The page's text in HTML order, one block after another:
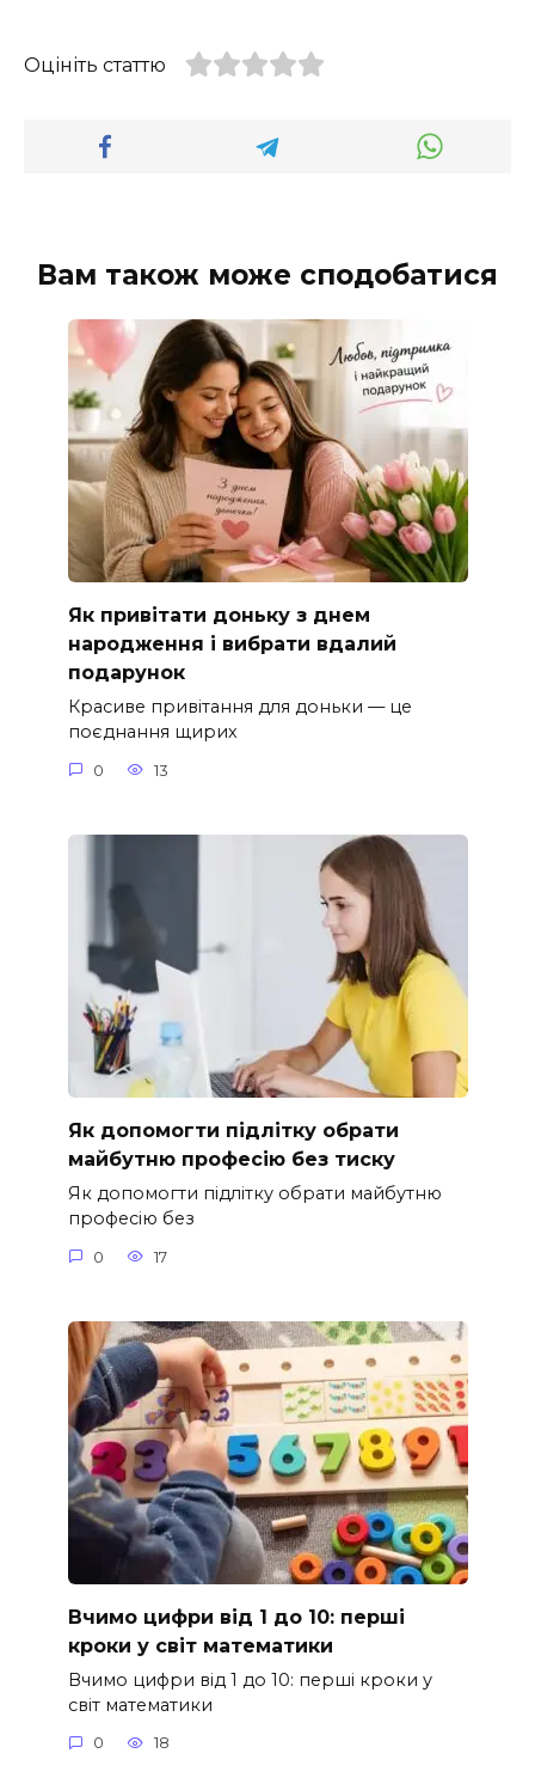
Оцініть статтю
Вам також може сподобатися
Як привітати доньку з днем
народження і вибрати вдалий
подарунок
Красиве привітання для доньки — це
поєднання щирих
0 13
Як допомогти підлітку обрати
майбутню професію без тиску
Як допомогти підлітку обрати майбутню
професію без
0 17
Вчимо цифри від 1 до 10: перші
кроки у світ математики
Вчимо цифри від 1 до 10: перші кроки у
світ математики
0 18